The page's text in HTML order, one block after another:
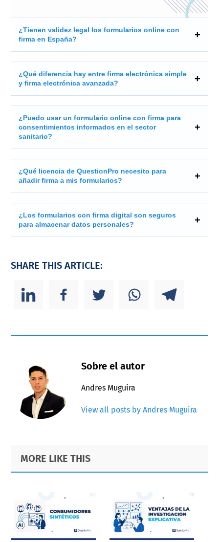
¿Tienen validez legal los formularios online con
firma en España?
¿Qué diferencia hay entre firma electrónica simple
y firma electrónica avanzada?
¿Puedo usar un formulario online con firma para
consentimientos informados en el sector
sanitario?
¿Qué licencia de QuestionPro necesito para
añadir firma a mis formularios?
¿Los formularios con firma digital son seguros
para almacenar datos personales?
SHARE THIS ARTICLE:
Sobre el autor
Andres Muguira
View all posts by Andres Muguira
Primary
Sidebar
Footer
MORE LIKE THIS